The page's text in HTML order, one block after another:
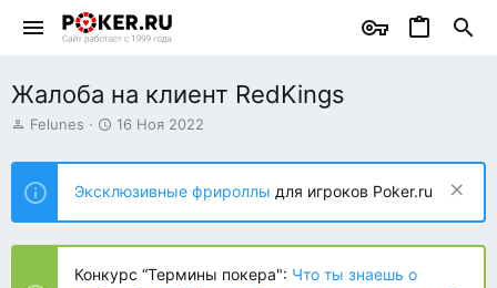
Жалоба на клиент RedKings
А
т
о
р
т
е
ы
Felunes
Д
т
н
а
ч
л
16 Ноя 2022
Эксклюзивные фрироллы для игроков Poker.ru
Конкурс “Термины покера": Что ты знаешь о